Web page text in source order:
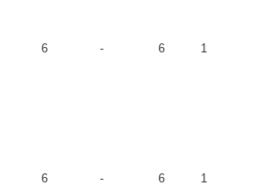
6 - 6 1
6 - 6 1